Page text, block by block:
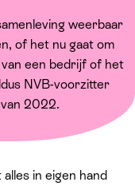
weerbaar
of het nu gaat om
een bedrijf of het
NVB-voorzitter
2022.
in eigen hand